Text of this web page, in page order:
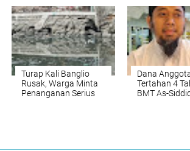
Mahasiswa
Tamiang
Turap Kali Banglio
Rusak, Warga Minta
Penanganan Serius
Dana
Tertahan 4
BMT As-